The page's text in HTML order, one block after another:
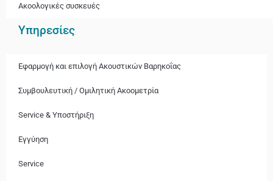
Ακοολογικές συσκευές
Υπηρεσίες
Εφαρμογή και επιλογή Ακουστικών Βαρηκοΐας
Συμβουλευτική / Ομιλητική Ακοομετρία
Service & Υποστήριξη
Εγγύηση
Service